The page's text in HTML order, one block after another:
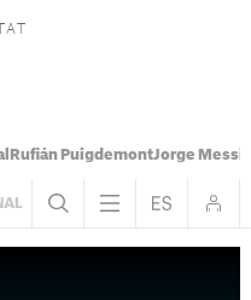
Rufián PuigdemontJorge Messi